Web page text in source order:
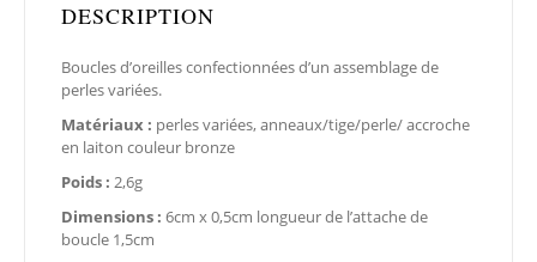
DESCRIPTION
Boucles d’oreilles confectionnées d’un assemblage de
perles variées.
Matériaux : perles variées, anneaux/tige/perle/ accroche
en laiton couleur bronze
Poids : 2,6g
Dimensions : 6cm x 0,5cm longueur de l’attache de
boucle 1,5cm